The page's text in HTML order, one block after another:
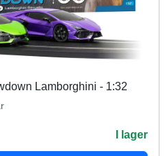
Lamborghini - 1:32
I lager